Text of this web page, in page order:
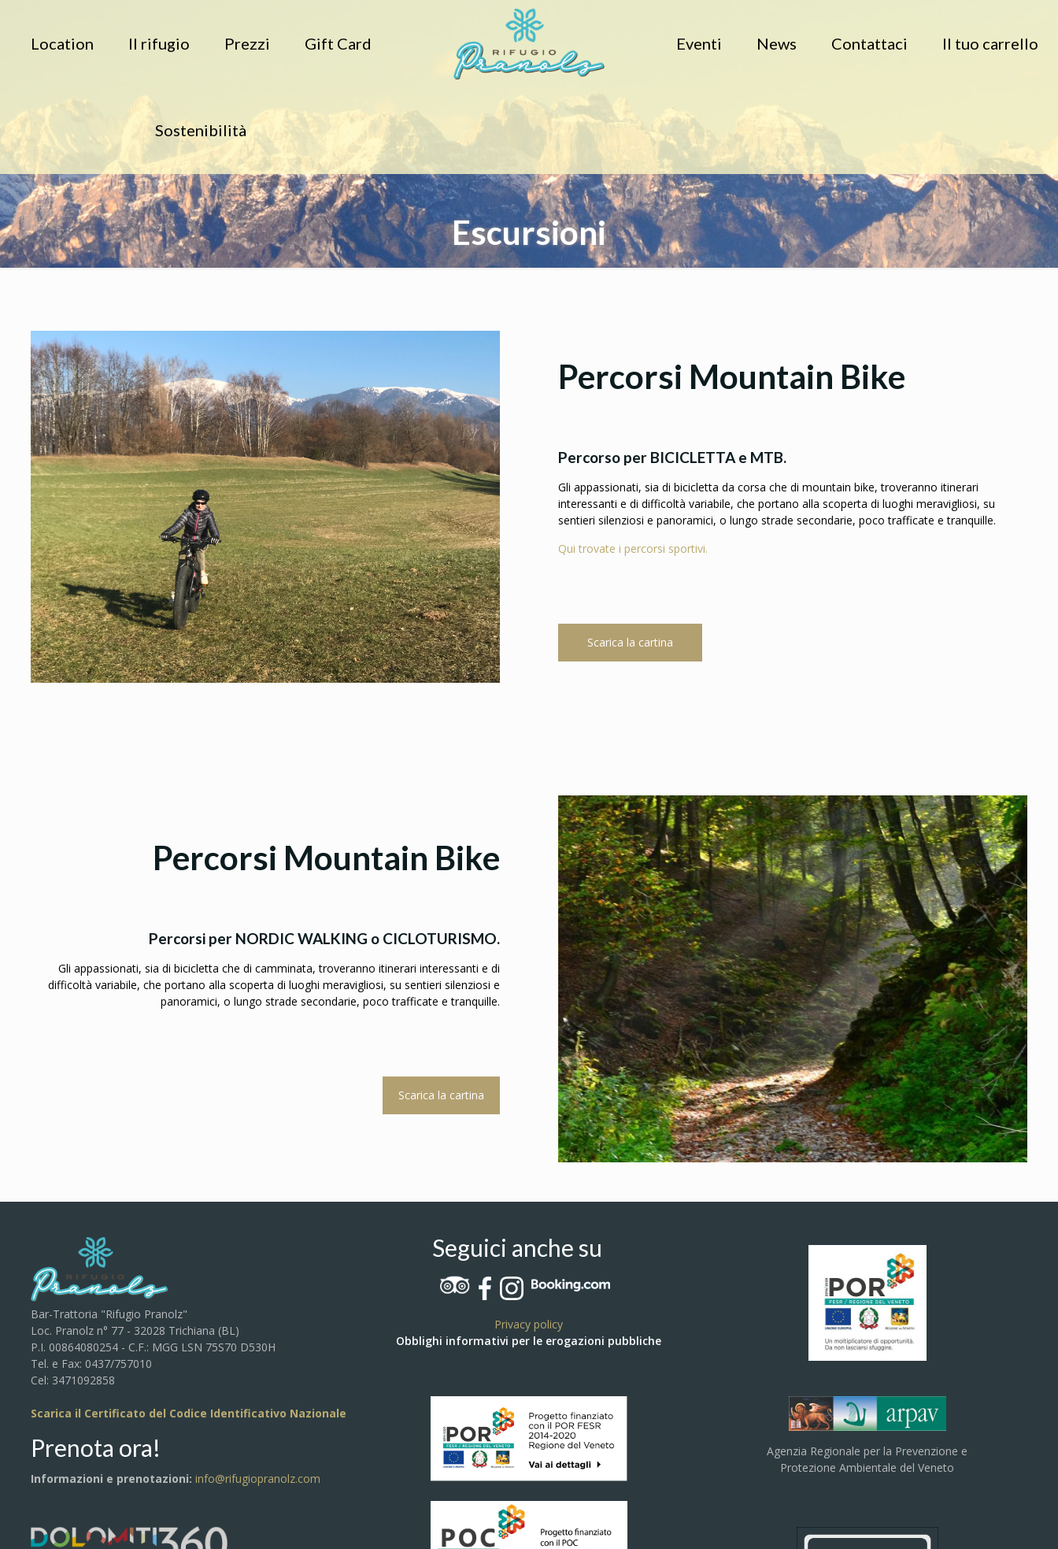
Location Il rifugio Prezzi Gift Card
Sostenibilità
Eventi News Contattaci Il tuo carrello
Escursioni
Percorsi Mountain Bike
Percorso per BICICLETTA e MTB.
Gli appassionati, sia di bicicletta da corsa che di mountain bike, troveranno itinerari
interessanti e di difficoltà variabile, che portano alla scoperta di luoghi meravigliosi, su
sentieri silenziosi e panoramici, o lungo strade secondarie, poco trafficate e tranquille.
Qui trovate i percorsi sportivi.
Scarica la cartina
Percorsi Mountain Bike
Percorsi per NORDIC WALKING o CICLOTURISMO.
Gli appassionati, sia di bicicletta che di camminata, troveranno itinerari interessanti e di
difficoltà variabile, che portano alla scoperta di luoghi meravigliosi, su sentieri silenziosi e
panoramici, o lungo strade secondarie, poco trafficate e tranquille.
Scarica la cartina
Bar-Trattoria "Rifugio Pranolz"
Loc. Pranolz n° 77 - 32028 Trichiana (BL)
P.I. 00864080254 - C.F.: MGG LSN 75S70 D530H
Tel. e Fax: 0437/757010
Cel: 3471092858
Scarica il Certificato del Codice Identificativo Nazionale
Prenota ora!
Informazioni e prenotazioni: info@rifugiopranolz.com
Seguici anche su
Privacy policy
Obblighi informativi per le erogazioni pubbliche
Agenzia Regionale per la Prevenzione e
Protezione Ambientale del Veneto